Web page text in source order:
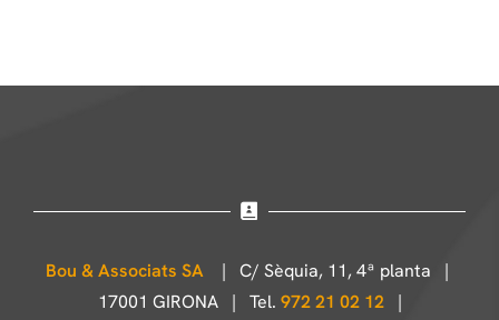
Bou & Associats SA
| C/ Sèquia, 11, 4ª planta |
17001 GIRONA | Tel. 972 21 02 12|